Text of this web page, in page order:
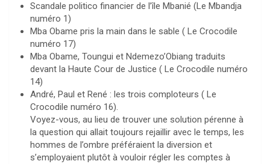
Scandale politico financier de l’île Mbanié (Le Mbandja
numéro 1)
Mba Obame pris la main dans le sable ( Le Crocodile
numéro 17)
Mba Obame, Toungui et Ndemezo’Obiang traduits
devant la Haute Cour de Justice ( Le Crocodile numéro
14)
André, Paul et René : les trois comploteurs ( Le
Crocodile numéro 16).
Voyez-vous, au lieu de trouver une solution pérenne à
la question qui allait toujours rejaillir avec le temps, les
hommes de l’ombre préféraient la diversion et
s’employaient plutôt à vouloir régler les comptes à